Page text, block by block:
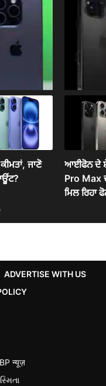
ਜਾਣੋ
ਆਈਫੋਨ ਦੇ
Pro Max
ਮਿਲ ਰਿਹਾ
ADVERTISE WITH US
न्यूज़